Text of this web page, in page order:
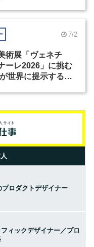
7/2
術展「ヴェネチ
ーレ2026」に挑む
世界に提示する美
ロダクトデザイナー
ィックデザイナー／プロ